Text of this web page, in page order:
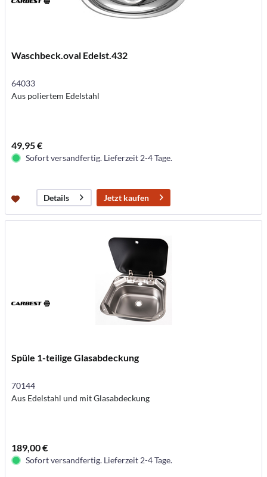
Waschbeck.oval Edelst.432
64033
Aus poliertem Edelstahl
49,95 €
Sofort versandfertig. Lieferzeit 2-4 Tage.
Details Jetzt kaufen
Spüle 1-teilige Glasabdeckung
70144
Aus Edelstahl und mit Glasabdeckung
189,00 €
Sofort versandfertig. Lieferzeit 2-4 Tage.